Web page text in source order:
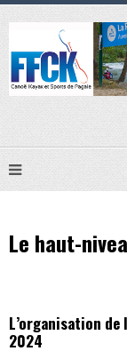
Le haut-
L’organisation
2024